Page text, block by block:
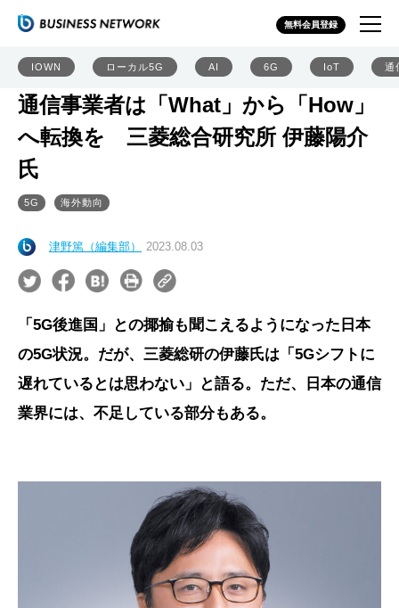
無料会員登録
IOWN ローカル5G AI 6G IoT 通
通信事業者は「What」から「How」
へ転換を 三菱総合研究所 伊藤陽介
氏
5G 海外動向
津野篤（編集部） 2023.08.03
「5G後進国」との揶揄も聞こえるようになった日本
の5G状況。だが、三菱総研の伊藤氏は「5Gシフトに
遅れているとは思わない」と語る。ただ、日本の通信
業界には、不足している部分もある。